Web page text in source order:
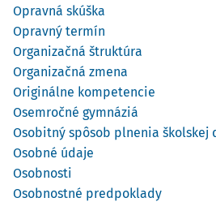
Opravná skúška
Opravný termín
Organizačná štruktúra
Organizačná zmena
Originálne kompetencie
Osemročné gymnáziá
Osobitný spôsob plnenia školskej
Osobné údaje
Osobnosti
Osobnostné predpoklady